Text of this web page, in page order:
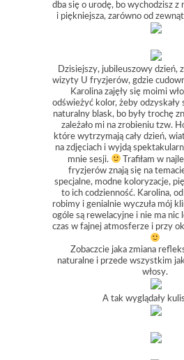
dba się o urodę, bo wychodzisz z
i piękniejsza, zarówno od
Dzisiejszy, jubileuszowy dzień,
wizyty U fryzjerów, gdzie
Karolina zajęły się moimi
odświeżyć kolor, żeby odzyskały
naturalny blask, bo były trochę
zależało mi na zrobieniu tzw.
które wytrzymają cały dzień,
na zdjęciach i wyjdą
mnie sesji.
Trafiłam w
fryzjerów znają się na
specjalne, modne koloryzacje,
to ich codzienność. Karolina, od
robimy i genialnie wyczuła mój
ogóle są rewelacyjne i nie ma nic
czas w fajnej atmosferze i przy
Zobaczcie jaka zmiana
naturalne i przede wszystkim
włosy.
A tak wyglądały